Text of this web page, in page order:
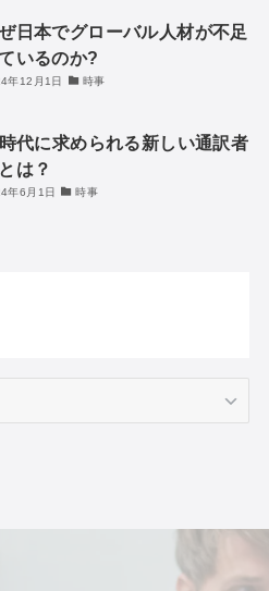
日本でグローバル人材が不足
いるのか?
年12月1日 時事
代に求められる新しい通訳者
は？
年6月1日 時事